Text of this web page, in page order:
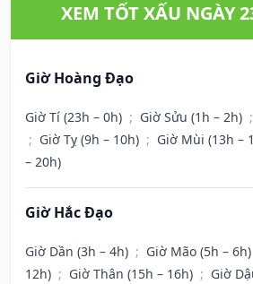
XEM TỐT XẤU NGÀY
Giờ Hoàng Đạo
Giờ Tí (23h – 0h) ; Giờ Sửu (1h – 2h) ;
; Giờ Tỵ (9h – 10h) ; Giờ Mùi (13h –
– 20h)
Giờ Hắc Đạo
Giờ Dần (3h – 4h) ; Giờ Mão (5h – 6h)
12h) ; Giờ Thân (15h – 16h) ; Giờ